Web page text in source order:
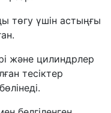
төгу үшін астыңғы
және цилиндрлер
тесіктер